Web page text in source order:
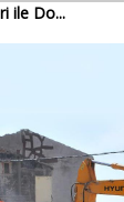
ile Do...